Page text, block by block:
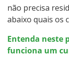
Resultados
Resultado das
não precisa
abaixo quais os
Entenda neste
funciona um